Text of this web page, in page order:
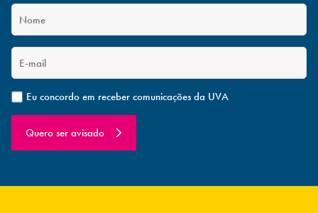
Eu concordo em receber comunicações da UVA
Quero ser avisado